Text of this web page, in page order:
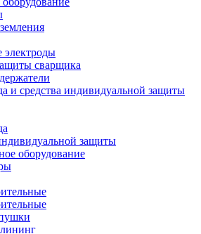
электроды
сварщика
и средства индивидуальной защиты
защиты
оборудование